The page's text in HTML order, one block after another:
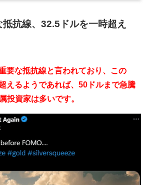
抵抗線、32.5ドルを一時超え
要な抵抗線と言われており、この
えるようであれば、50ドルまで急騰
投資家は多いです。